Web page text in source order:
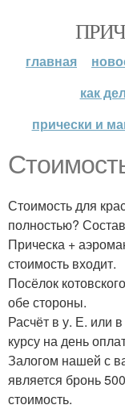
главная
как
прически и
Стоимость для
полностью?
Прическа +
стоимость входит.
Посёлок
обе стороны.
Расчёт в у. Е. или
курсу на день
Залогом нашей с
является бронь
стоимость.